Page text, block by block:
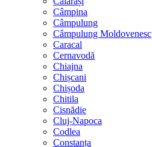
Câmpina
Câmpulung
Câmpulung Moldovenesc
Caracal
Cernavodă
Chiajna
Chișcani
Chișoda
Chitila
Cisnădie
Cluj-Napoca
Codlea
Constanța